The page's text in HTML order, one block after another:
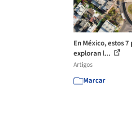
En México, estos
exploran l...
Artigos
Marcar